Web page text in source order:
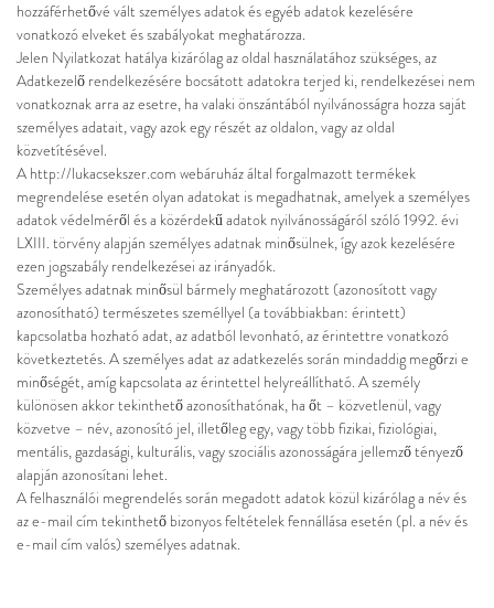
hozzáférhetővé vált személyes adatok és egyéb adatok kezelésére
vonatkozó elveket és szabályokat meghatározza.
Jelen Nyilatkozat hatálya kizárólag az oldal használatához szükséges, az
Adatkezelő rendelkezésére bocsátott adatokra terjed ki, rendelkezései nem
vonatkoznak arra az esetre, ha valaki önszántából nyilvánosságra hozza saját
személyes adatait, vagy azok egy részét az oldalon, vagy az oldal
közvetítésével.
A http://lukacsekszer.com webáruház által forgalmazott termékek
megrendelése esetén olyan adatokat is megadhatnak, amelyek a személyes
adatok védelméről és a közérdekű adatok nyilvánosságáról szóló 1992. évi
LXIII. törvény alapján személyes adatnak minősülnek, így azok kezelésére
ezen jogszabály rendelkezései az irányadók.
Személyes adatnak minősül bármely meghatározott (azonosított vagy
azonosítható) természetes személlyel (a továbbiakban: érintett)
kapcsolatba hozható adat, az adatból levonható, az érintettre vonatkozó
következtetés. A személyes adat az adatkezelés során mindaddig megőrzi e
minőségét, amíg kapcsolata az érintettel helyreállítható. A személy
különösen akkor tekinthető azonosíthatónak, ha őt – közvetlenül, vagy
közvetve – név, azonosító jel, illetőleg egy, vagy több fizikai, fiziológiai,
mentális, gazdasági, kulturális, vagy szociális azonosságára jellemző tényező
alapján azonosítani lehet.
A felhasználói megrendelés során megadott adatok közül kizárólag a név és
az e-mail cím tekinthető bizonyos feltételek fennállása esetén (pl. a név és
e-mail cím valós) személyes adatnak.